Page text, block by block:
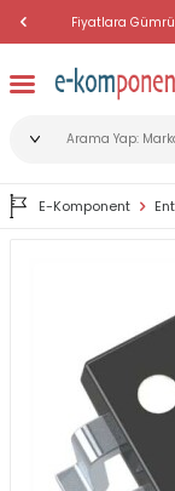
Fiyatlara
E-Komponent